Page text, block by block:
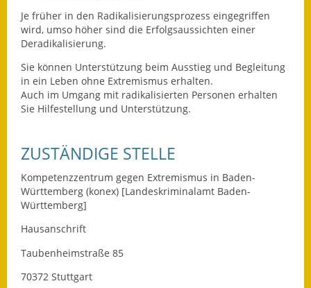
Infos in Leichter Sprache
Nachhaltigkeitsbericht
Notfallplanung
Je früher in den Radikalisierungsprozess eingegriffen
wird, umso höher sind die Erfolgsaussichten einer
Deradikalisierung.
Sie können Unterstützung beim Ausstieg und Begleitung
in ein Leben ohne Extremismus erhalten.
Auch im Umgang mit radikalisierten Personen erhalten
Sie Hilfestellung und Unterstützung.
ZUSTÄNDIGE STELLE
Kompetenzzentrum gegen Extremismus in Baden-
Württemberg (konex) [Landeskriminalamt Baden-
Württemberg]
Hausanschrift
Taubenheimstraße 85
70372 Stuttgart